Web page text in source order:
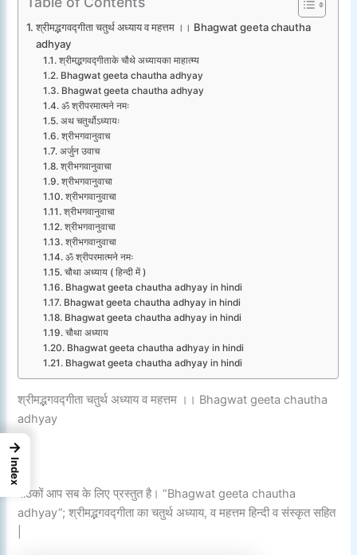
श्रीमद्भगवद्गीता चतुर्थ अध्याय व महत्तम ।। Bhagwat geeta chautha
adhyay
श्रीमद्भगवद्गीताके चौथे अध्यायका माहात्म्य
Bhagwat geeta chautha adhyay
Bhagwat geeta chautha adhyay
ॐ श्रीपरमात्मने नमः
अथ चतुर्थोऽध्यायः
श्रीभगवानुवाच
अर्जुन उवाच
श्रीभगवानुवाचा
श्रीभगवानुवाचा
श्रीभगवानुवाचा
श्रीभगवानुवाचा
श्रीभगवानुवाचा
श्रीभगवानुवाचा
ॐ श्रीपरमात्मने नमः
चौथा अध्याय ( हिन्दी में )
Bhagwat geeta chautha adhyay in hindi
Bhagwat geeta chautha adhyay in hindi
Bhagwat geeta chautha adhyay in hindi
चौथा अध्याय
Bhagwat geeta chautha adhyay in hindi
Bhagwat geeta chautha adhyay in hindi
श्रीमद्भगवद्गीता चतुर्थ अध्याय व महत्तम ।। Bhagwat geeta chautha
adhyay
पाठकों आप सब के लिए प्रस्तुत है। “Bhagwat geeta chautha
adhyay”; श्रीमद्भगवद्गीता का चतुर्थ अध्याय, व महत्तम हिन्दी व संस्कृत सहित
→
Index